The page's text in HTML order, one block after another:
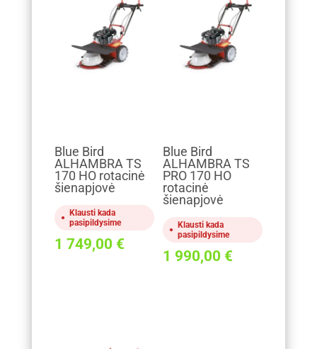
Blue Bird
ALHAMBRA TS
170 HO rotacinė
šienapjovė
Klausti kada
pasipildysime
1 749,00 €
Blue Bird
ALHAMBRA TS
PRO 170 HO
rotacinė
šienapjovė
Klausti kada
pasipildysime
1 990,00 €